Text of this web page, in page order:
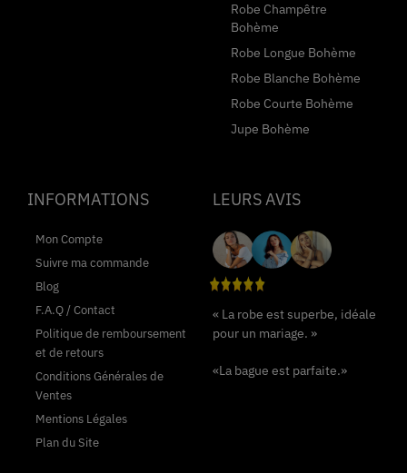
Robe Champêtre
Bohème
Robe Longue Bohème
Robe Blanche Bohème
Robe Courte Bohème
Jupe Bohème
INFORMATIONS
Mon Compte
Suivre ma commande
Blog
F.A.Q / Contact
Politique de remboursement
et de retours
Conditions Générales de
Ventes
Mentions Légales
Plan du Site
LEURS AVIS
« La robe est superbe, idéale
pour un mariage. »
«La bague est parfaite.»